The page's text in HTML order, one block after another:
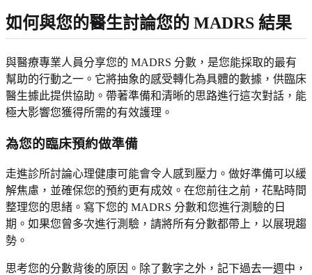
如何與您的醫生討論您的 MADRS 結果
與醫療專業人員分享您的 MADRS 分數，是您能採取的最有
幫助的行動之一。它將抽象的感受轉化為具體的數據，供臨床
醫生據此提供協助。帶著準備和清晰的思路進行這次對話，能
極大影響您獲得所需的有效護理。
為您的臨床預約做準備
走進診所討論心理健康可能會令人感到壓力。做好準備可以緩
解焦慮，並確保您的預約更有成效。在您前往之前，花點時間
整理您的思緒。寫下您的 MADRS 分數和您進行測驗的日
期。如果您曾多次進行測驗，請將所有分數都帶上，以展現趨
勢。
思考您的分數背後的原因。除了數字之外，記下過去一週中，